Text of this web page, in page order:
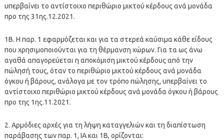
υπερβαίνει το αντίστοιχο περιθώριο μικτού κέρδους ανά μονάδα
προ της 31ης.12.2021.
1Β. Η παρ. 1 εφαρμόζεται και για τα στερεά καύσιμα κάθε είδους
που χρησιμοποιούνται για τη θέρμανση χώρων. Για τα ως άνω
αγαθά απαγορεύεται η αποκόμιση μικτού κέρδους από την
πώλησή τους, όταν το περιθώριο μικτού κέρδους ανά μονάδα
όγκου ή βάρους, ανάλογα με τον τρόπο πώλησης, υπερβαίνει το
αντίστοιχο περιθώριο μικτού κέρδους ανά μονάδα όγκου ή βάρους
προ της 1ης.11.2021.
2. Αρμόδιες αρχές για τη λήψη καταγγελιών και τη διαπίστωση
παράβασης των παρ. 1, ΙΑ και 1Β, ορίζονται: